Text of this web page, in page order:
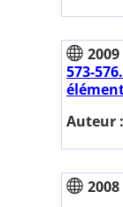
2009
573-
Auteur :
2008